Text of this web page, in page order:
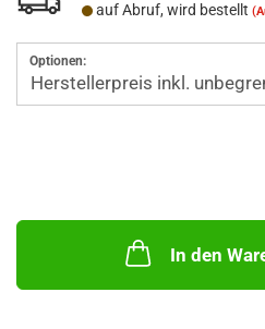
auf Abruf, wird bestellt
Optionen:
In den